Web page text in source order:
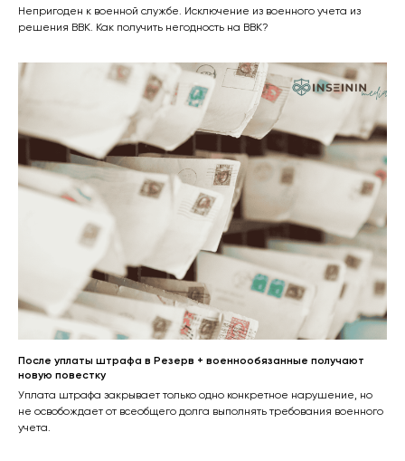
Непригоден к военной службе. Исключение из военного учета из
решения ВВК. Как получить негодность на ВВК?
После уплаты штрафа в Резерв + военнообязанные получают
новую повестку
Уплата штрафа закрывает только одно конкретное нарушение, но
не освобождает от всеобщего долга выполнять требования военного
учета.